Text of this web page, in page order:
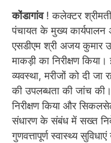
कोंडागांव! कलेक्टर श्रीमती
पंचायत के मुख्य कार्यपालन
एसडीएम श्री अजय कुमार
माकड़ी का निरीक्षण
व्यवस्था, मरीजों को दी जा
की उपलब्धता की जांच
निरीक्षण किया और
संधारण के संबंध में सख्त
गुणवत्तापूर्ण स्वास्थ्य